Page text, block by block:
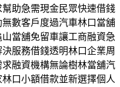
助急需現金民眾快速借錢
數客戶度過汽車林口當舖
當舖免留車讓工商融資急
服務借錢透明林口企業周
融資機構無論樹林當舖汽
口小額借款並新選擇個人